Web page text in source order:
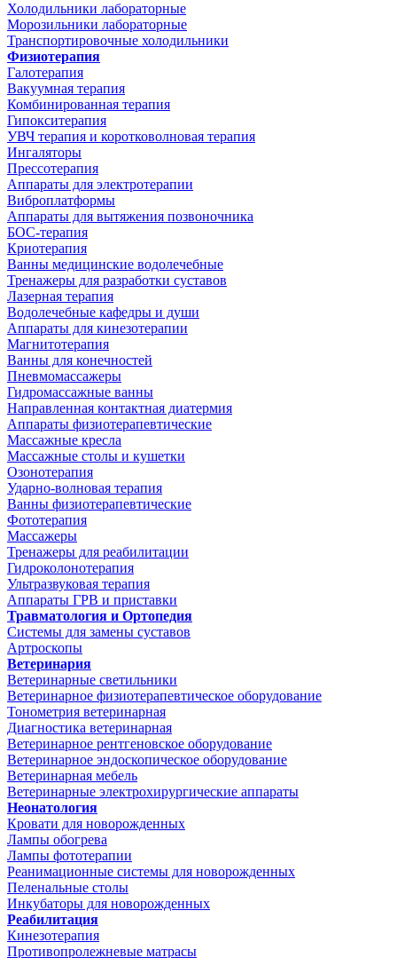
Холодильники лабораторные
Морозильники лабораторные
Транспортировочные холодильники
Физиотерапия
Галотерапия
Вакуумная терапия
Комбинированная терапия
Гипокситерапия
УВЧ терапия и коротковолновая терапия
Ингаляторы
Прессотерапия
Аппараты для электротерапии
Виброплатформы
Аппараты для вытяжения позвоночника
БОС-терапия
Криотерапия
Ванны медицинские водолечебные
Тренажеры для разработки суставов
Лазерная терапия
Водолечебные кафедры и души
Аппараты для кинезотерапии
Магнитотерапия
Ванны для конечностей
Пневмомассажеры
Гидромассажные ванны
Направленная контактная диатермия
Аппараты физиотерапевтические
Массажные кресла
Массажные столы и кушетки
Озонотерапия
Ударно-волновая терапия
Ванны физиотерапевтические
Фототерапия
Массажеры
Тренажеры для реабилитации
Гидроколонотерапия
Ультразвуковая терапия
Аппараты ГРВ и приставки
Травматология и Ортопедия
Системы для замены суставов
Артроскопы
Ветеринария
Ветеринарные светильники
Ветеринарное физиотерапевтическое оборудование
Тонометрия ветеринарная
Диагностика ветеринарная
Ветеринарное рентгеновское оборудование
Ветеринарное эндоскопическое оборудование
Ветеринарная мебель
Ветеринарные электрохирургические аппараты
Неонатология
Кровати для новорожденных
Лампы обогрева
Лампы фототерапии
Реанимационные системы для новорожденных
Пеленальные столы
Инкубаторы для новорожденных
Реабилитация
Кинезотерапия
Противопролежневые матрасы